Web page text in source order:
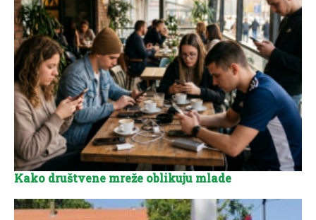
Kako društvene mreže oblikuju mlade